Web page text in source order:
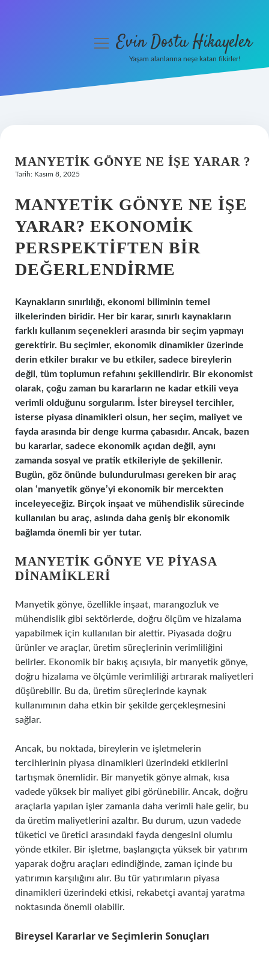
Hakkımızda
menüyüEvin Dostu Hikayeler
Yaşam alanlarına neşe katan fikirler!
MANYETIK GÖNYE NE IŞE YARAR ?
Tarih: Kasım 8, 2025
MANYETIK GÖNYE NE İŞE
YARAR? EKONOMIK
PERSPEKTIFTEN BIR
DEĞERLENDIRME
Kaynakların sınırlılığı, ekonomi biliminin temel
ilkelerinden biridir. Her bir karar, sınırlı kaynakların
farklı kullanım seçenekleri arasında bir seçim yapmayı
gerektirir. Bu seçimler, ekonomik dinamikler üzerinde
derin etkiler bırakır ve bu etkiler, sadece bireylerin
değil, tüm toplumun refahını şekillendirir. Bir ekonomist
olarak, çoğu zaman bu kararların ne kadar etkili veya
verimli olduğunu sorgularım. İster bireysel tercihler,
isterse piyasa dinamikleri olsun, her seçim, maliyet ve
fayda arasında bir denge kurma çabasıdır. Ancak, bazen
bu kararlar, sadece ekonomik açıdan değil, aynı
zamanda sosyal ve pratik etkileriyle de şekillenir.
Bugün, göz önünde bulundurulması gereken bir araç
olan ‘manyetik gönye’yi ekonomik bir mercekten
inceleyeceğiz. Birçok inşaat ve mühendislik sürecinde
kullanılan bu araç, aslında daha geniş bir ekonomik
bağlamda önemli bir yer tutar.
MANYETIK GÖNYE VE PIYASA
DINAMIKLERI
Manyetik gönye, özellikle inşaat, marangozluk ve
mühendislik gibi sektörlerde, doğru ölçüm ve hizalama
yapabilmek için kullanılan bir alettir. Piyasada doğru
ürünler ve araçlar, üretim süreçlerinin verimliliğini
belirler. Ekonomik bir bakış açısıyla, bir manyetik gönye,
doğru hizalama ve ölçümle verimliliği artırarak maliyetleri
düşürebilir. Bu da, üretim süreçlerinde kaynak
kullanımının daha etkin bir şekilde gerçekleşmesini
sağlar.
Ancak, bu noktada, bireylerin ve işletmelerin
tercihlerinin piyasa dinamikleri üzerindeki etkilerini
tartışmak önemlidir. Bir manyetik gönye almak, kısa
vadede yüksek bir maliyet gibi görünebilir. Ancak, doğru
araçlarla yapılan işler zamanla daha verimli hale gelir, bu
da üretim maliyetlerini azaltır. Bu durum, uzun vadede
tüketici ve üretici arasındaki fayda dengesini olumlu
yönde etkiler. Bir işletme, başlangıçta yüksek bir yatırım
yaparak doğru araçları edindiğinde, zaman içinde bu
yatırımın karşılığını alır. Bu tür yatırımların piyasa
dinamikleri üzerindeki etkisi, rekabetçi avantaj yaratma
noktasında önemli olabilir.
Bireysel Kararlar ve Seçimlerin Sonuçları